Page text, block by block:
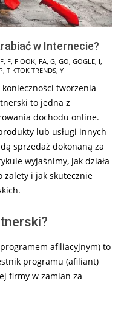
w Internecie?
, F, F OOK, FA, G, GO, GOGLE, I,
, TIKTOK TRENDS, Y
tworzenia
to jedna z
dochodu online.
lub usługi innych
sprzedaż dokonaną za
wyjaśnimy, jak działa
zalety i jak skutecznie
afiliacyjnym) to
programu (afiliant)
firmy w zamian za